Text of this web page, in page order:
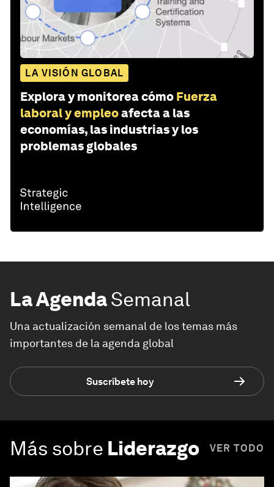
LA VISIÓN GLOBAL
Explora y monitorea cómo Fuerza
laboral y empleoafecta a las
economías, las industrias y los
problemas globales
La AgendaSemanal
Una actualización semanal de los temas más
importantes de la agenda global
Suscríbete hoy
Más sobre Liderazgo VER TODO